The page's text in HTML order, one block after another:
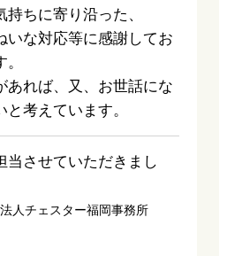
持ちに寄り沿った、
いな対応等に感謝してお
あれば、又、お世話にな
と考えています。
当させていただきまし
人チェスター福岡事務所